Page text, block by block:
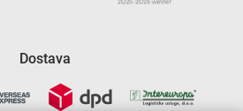
Dostava